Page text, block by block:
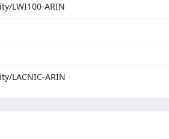
LWI100-ARIN
LACNIC-ARIN